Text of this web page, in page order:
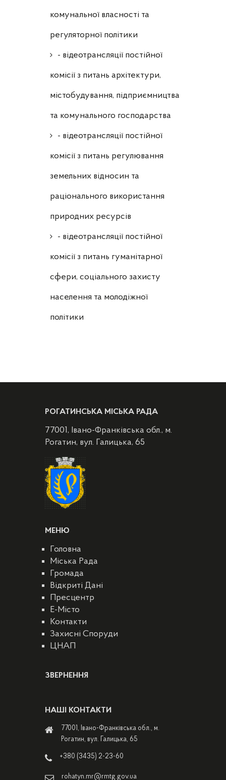
комунальної власності та
регуляторної політики
- відеотрансляції постійної
комісії з питань архітектури,
містобудування, підприємництва
та комунального господарства
- відеотрансляції постійної
комісії з питань регулювання
земельних відносин та
раціонального використання
природних ресурсів
- відеотрансляції постійної
комісії з питань гуманітарної
сфери, соціального захисту
населення та молодіжної
політики
РОГАТИНСЬКА МІСЬКА РАДА
77001, Івано-Франківська обл., м.
Рогатин, вул. Галицька, 65
МЕНЮ
Головна
Міська Рада
Громада
Відкриті Дані
Пресцентр
E-Місто
Контакти
Захисні Споруди
ЦНАП
ЗВЕРНЕННЯ
НАШІ КОНТАКТИ
77001, Івано-Франківська обл., м.
Рогатин, вул. Галицька, 65
+380 (3435) 2-23-60
rohatyn.mr@rmtg.gov.ua